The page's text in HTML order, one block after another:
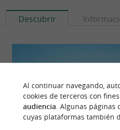
Descubrir
Al continuar navegando,
cookies de terceros con
audiencia. Algunas páginas
cuyas plataformas también